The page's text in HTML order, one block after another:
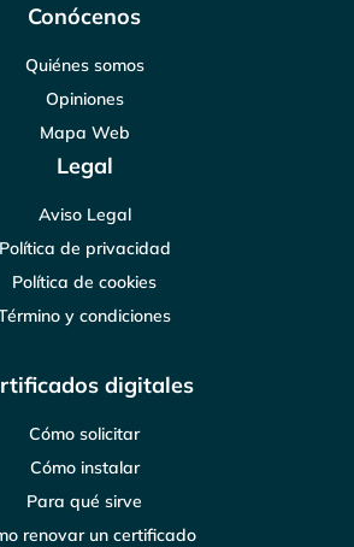
Conócenos
Quiénes somos
Opiniones
Mapa Web
Legal
Aviso Legal
Política de privacidad
Política de cookies
y condiciones
digitales
Cómo solicitar
Cómo instalar
Para qué sirve
renovar un certificado